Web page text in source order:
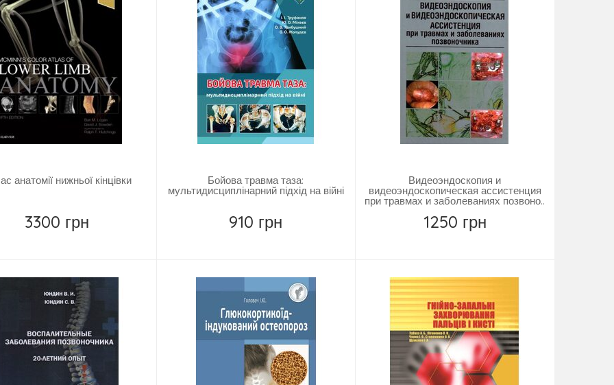
анатомії нижньої кінцівки
3300 грн
Бойова травма таза:
мультидисциплінарний підхід на війні
910 грн
Видеоэндоскопия и
видеоэндоскопическая ассистенция
при травмах и заболеваниях позвоно..
1250 грн